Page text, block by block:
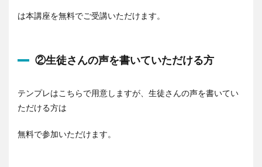
は本講座を無料でご受講いただけます。
②生徒さんの声を書いていただける方
テンプレはこちらで用意しますが、生徒さんの声を書いてい
ただける方は
無料で参加いただけます。